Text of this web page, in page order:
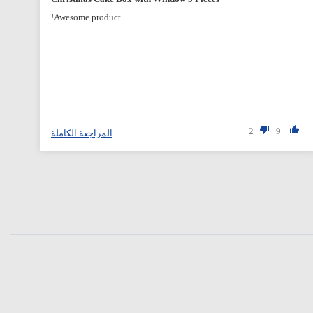
Awesome product!
9
2 المراجعة الكاملة